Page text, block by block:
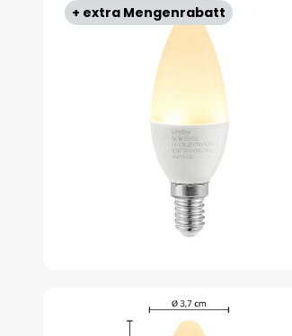
+ extra Mengenrabatt
Ende